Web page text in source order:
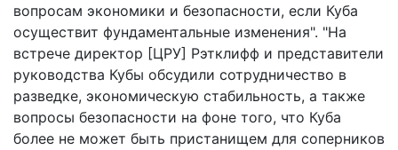
вопросам экономики и безопасности, если Куба
осуществит фундаментальные изменения". "На
встрече директор [ЦРУ] Рэтклифф и представители
руководства Кубы обсудили сотрудничество в
разведке, экономическую стабильность, а также
вопросы безопасности на фоне того, что Куба
более не может быть пристанищем для соперников